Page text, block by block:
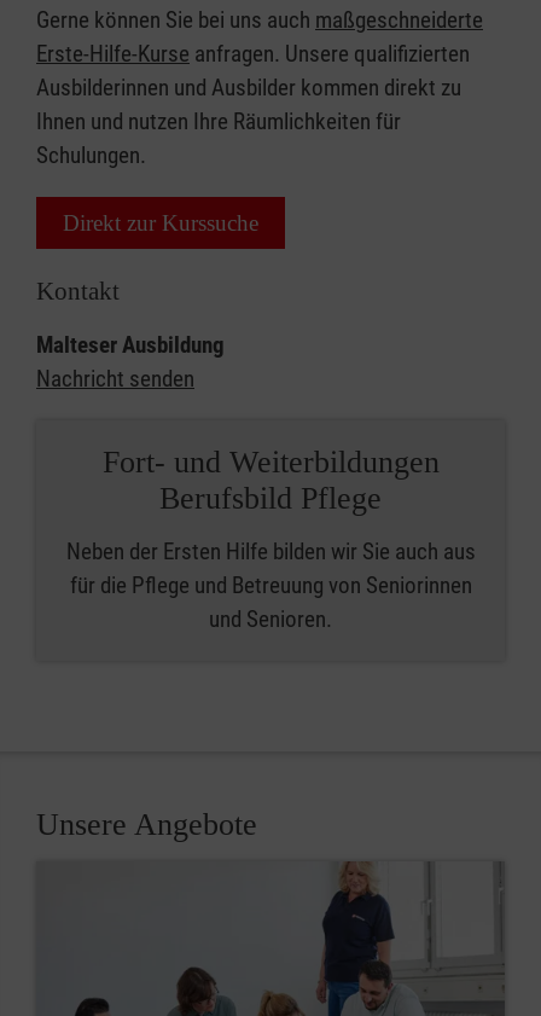
Gerne können Sie bei uns auch maßgeschneiderte
Erste-Hilfe-Kurse anfragen. Unsere qualifizierten
Ausbilderinnen und Ausbilder kommen direkt zu
Ihnen und nutzen Ihre Räumlichkeiten für
Schulungen.
Direkt zur Kurssuche
Kontakt
Malteser Ausbildung
Nachricht senden
Fort- und Weiterbildungen
Berufsbild Pflege
Neben der Ersten Hilfe bilden wir Sie auch aus
für die Pflege und Betreuung von Seniorinnen
und Senioren.
Unsere Angebote